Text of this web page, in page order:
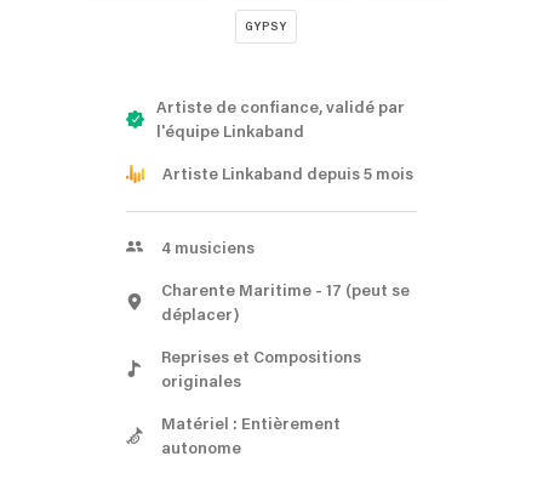
GYPSY
Artiste de confiance, validé par
l'équipe Linkaband
Artiste Linkaband depuis 5 mois
4 musiciens
Charente Maritime - 17 (peut se
déplacer)
Reprises et Compositions
originales
Matériel : Entièrement
autonome